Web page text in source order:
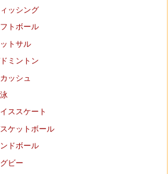
ッシング
トボール
トサル
ミントン
ッシュ
ススケート
ケットボール
ドボール
ビー